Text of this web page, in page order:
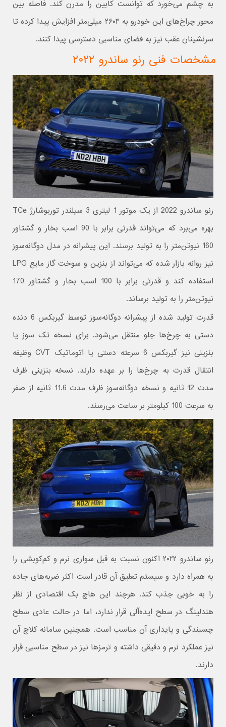
به چشم می‌خورد که توانست کابین را مدرن کند. فاصله بین
محور چراخ‌های این خودرو به ۲۶۰۴ میلی‌متر افزایش پیدا کرده تا
سرنشینان عقب نیز به فضای مناسبی دسترسی پیدا کنند.
مشخصات فنی رنو ساندرو ۲۰۲۲
رنو ساندرو 2022 از یک موتور 1 لیتری 3 سیلندر توربوشارژ TCe
بهره می‌برد که می‌تواند قدرتی برابر با 90 اسب بخار و گشتاور
160 نیوتن‌متر را به تولید برسند. این پیشرانه در مدل دوگانه‌سوز
نیز روانه بازار شده که می‌تواند از بنزین و سوخت گاز مایع LPG
استفاده کند و قدرتی برابر با 100 اسب بخار و گشتاور 170
نیوتن‌متر را به تولید برساند.
قدرت تولید شده از پیشرانه دوگانه‌سوز توسط گیربکس 6 دنده
دستی به چرخ‌ها جلو منتقل می‌شود. برای نسخه تک سوز یا
بنزینی نیز گیربکس 6 سرعته دستی یا اتوماتیک CVT وظیفه
انتقال قدرت به چرخ‌ها را بر عهده دارند. نسخه بنزینی ظرف
مدت 12 ثانیه و نسخه دوگانه‌سوز ظرف مدت 11.6 ثانیه از صفر
به سرعت 100 کیلومتر بر ساعت می‌رسند.
رنو ساندرو ۲۰۲۲ اکنون نسبت به قبل سواری نرم و کم‌کوبشی را
به همراه دارد و سیستم تعلیق آن قادر است اکثر ضربه‌های جاده
را به خوبی جذب کند. هرچند این هاچ بک اقتصادی از نظر
هندلینگ در سطح ایده‌آلی قرار ندارد، اما در حالت عادی سطح
چسبندگی و پایداری آن مناسب است. همچنین سامانه کلاچ آن
نیز عملکرد نرم و دقیقی داشته و ترمزها نیز در سطح مناسبی قرار
دارند.